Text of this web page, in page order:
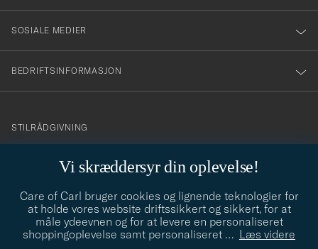
Vi skræddersyr din oplevelse!
Care of Carl bruger cookies og lignende teknologier for
at holde vores website driftssikkert og sikkert, for at
måle ydeevnen og for at levere en personaliseret
shoppingoplevelse samt personaliseret … Læs videre
SOSIALE MEDIER
BEDRIFTSINFORMASJON
info@careofcarl.no
STILRÅDGIVNING
STILRÅDGIVNING